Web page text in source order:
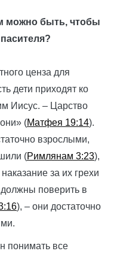
можно быть, чтобы
ценза для
дети приходят ко
Иисус. – Царство
(Матфея 19:14).
взрослыми,
(Римлянам 3:23),
за их грехи
поверить в
), – они достаточно
понимать все